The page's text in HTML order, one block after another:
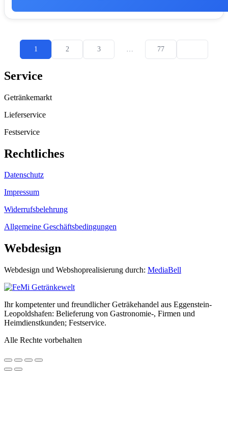
1 2 3 77
Service
Getränkemarkt
Lieferservice
Festservice
Rechtliches
Datenschutz
Impressum
Widerrufsbelehrung
Allgemeine Geschäftsbedingungen
Webdesign
Webdesign und Webshoprealisierung durch: MediaBell
Ihr kompetenter und freundlicher Geträkehandel aus Eggenstein-
Leopoldshafen: Belieferung von Gastronomie-, Firmen und
Heimdienstkunden; Festservice.
Alle Rechte vorbehalten